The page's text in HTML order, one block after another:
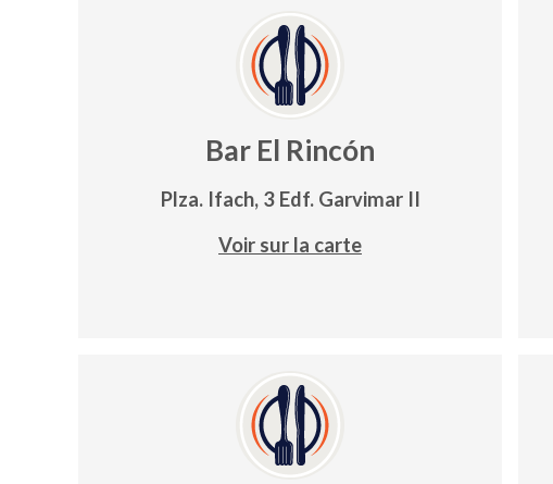
Bar El Rincón
Plza. Ifach, 3 Edf. Garvimar II
Voir sur la carte